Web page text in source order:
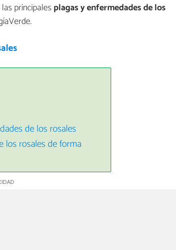
principalesplagas y enfermedades de los
de los rosales
los rosales de forma